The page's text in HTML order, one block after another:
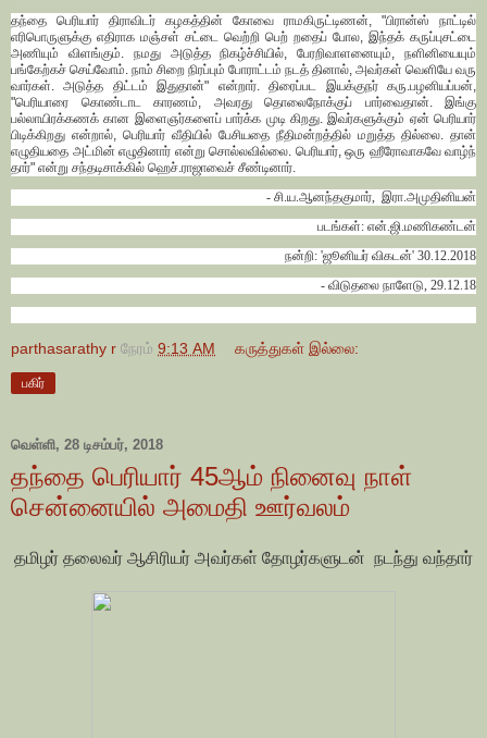
தந்தை பெரியார் திராவிடர் கழகத்தின் கோவை ராமகிருட்டிணன், "பிரான்ஸ் நாட்டில்
எரிபொருளுக்கு எதிராக மஞ்சள் சட்டை வெற்றி பெற் றதைப் போல, இந்தக் கருப்புசட்டை
அணியும் விளங்கும். நமது அடுத்த நிகழ்ச்சியில், பேரறிவாளனையும், நளினியையும்
பங்கேற்கச் செய்வோம். நாம் சிறை நிரப்பும் போராட்டம் நடத் தினால், அவர்கள் வெளியே வரு
வார்கள். அடுத்த திட்டம் இதுதான்" என்றார். திரைப்பட இயக்குநர் கரு.பழனியப்பன்,
"பெரியாரை கொண்டாட காரணம், அவரது தொலைநோக்குப் பார்வைதான். இங்கு
பல்லாயிரக்கணக் கான இளைஞர்களைப் பார்க்க முடி கிறது. இவர்களுக்கும் ஏன் பெரியார்
பிடிக்கிறது என்றால், பெரியார் வீதியில் பேசியதை நீதிமன்றத்தில் மறுத்த தில்லை. தான்
எழுதியதை அட்மின் எழுதினார் என்று சொல்லவில்லை. பெரியார், ஒரு ஹீரோவாகவே வாழ்ந்
தார்" என்று சந்தடிசாக்கில் ஹெச்.ராஜாவைச் சீண்டினார்.
- சி.ய.ஆனந்தகுமார், இரா.அமுதினியன்
படங்கள்: என்.ஜி.மணிகண்டன்
நன்றி: 'ஜூனியர் விகடன்' 30.12.2018
- விடுதலை நாளேடு, 29.12.18
parthasarathy r நேரம் 9:13 AM கருத்துகள் இல்லை:
பகிர்
வெள்ளி, 28 டிசம்பர், 2018
தந்தை பெரியார் 45ஆம் நினைவு நாள்
சென்னையில் அமைதி ஊர்வலம்
தமிழர் தலைவர் ஆசிரியர் அவர்கள் தோழர்களுடன் நடந்து வந்தார்